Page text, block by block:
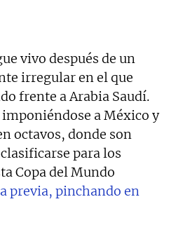
vivo después de un
irregular en el que
frente a Arabia Saudí.
a México y
octavos, donde son
para los
Copa del Mundo
previa, pinchando en